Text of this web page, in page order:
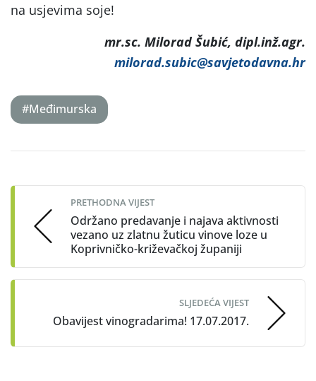
na usjevima soje!
mr.sc. Milorad Šubić, dipl.inž.agr.
milorad.subic@savjetodavna.hr
#Međimurska
navigation
PRETHODNA VIJEST
Održano predavanje i najava aktivnosti
vezano uz zlatnu žuticu vinove loze u
Koprivničko-križevačkoj županiji
SLJEDEĆA VIJEST
Obavijest vinogradarima! 17.07.2017.